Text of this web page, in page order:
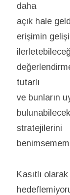
daha
açık hale
erişimin
tutarlı
ve bunların
stratejilerini
Kasıtlı